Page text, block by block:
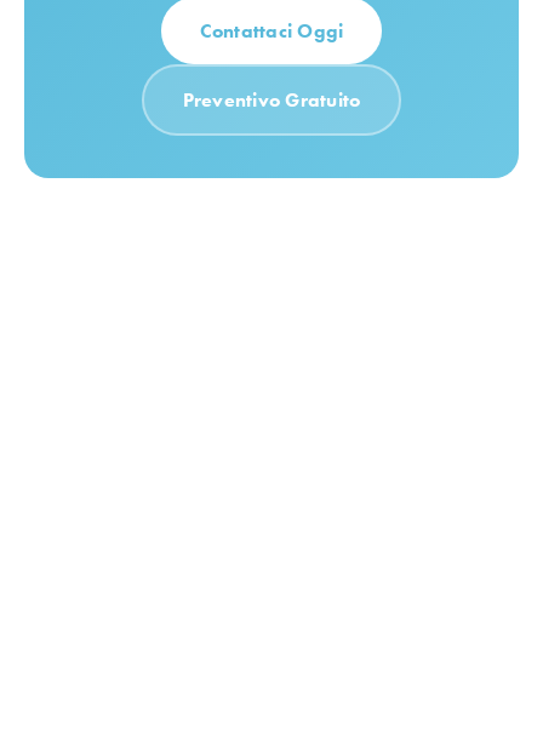
Contattaci Oggi
Preventivo Gratuito